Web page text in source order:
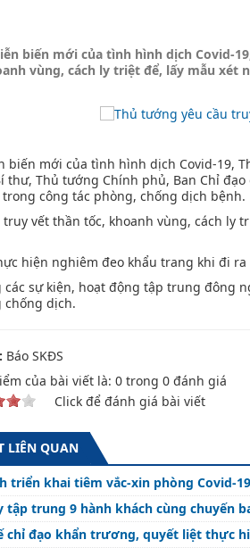
biến mới của tình hình dịch Covid-
vùng, cách ly triệt để, lấy mẫu xét
biến mới của tình hình dịch Covid-19,
thư, Thủ tướng Chính phủ, Ban Chỉ
công tác phòng, chống dịch bệnh.
vết thần tốc, khoanh vùng, cách ly
hiện nghiêm đeo khẩu trang khi đi ra
các sự kiện, hoạt động tập trung đông
chống dịch.
Báo SKĐS
của bài viết là: 0 trong 0 đánh giá
Click để đánh giá bài viết
LIÊN QUAN
triển khai tiêm vắc-xin phòng Covid-
tập trung 9 hành khách cùng chuyến
chỉ đạo khẩn trương, quyết liệt thực